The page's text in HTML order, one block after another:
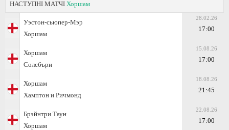
НАСТУПНІ МАТЧІ Хоршам
Уэстон-сьюпер-Мэр
Хоршам
28.02.26
17:00
Хоршам
Солсбъри
15.08.26
17:00
Хоршам
Хамптон и Ричмонд
18.08.26
21:45
Брэйнтри Таун
Хоршам
22.08.26
17:00